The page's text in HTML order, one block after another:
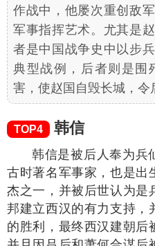
作战中，他屡次重创敌
军事指挥艺术。尤其是
者是中国战争史中以步
典型战例，后者则是围
害，使赵国自毁长城，令
TOP4 韩信
韩信是被后人奉为兵
古时著名军事家，也是出
杰之一，并被后世认为是
邦建立西汉的有力支持，
的胜利，最终西汉建朝后